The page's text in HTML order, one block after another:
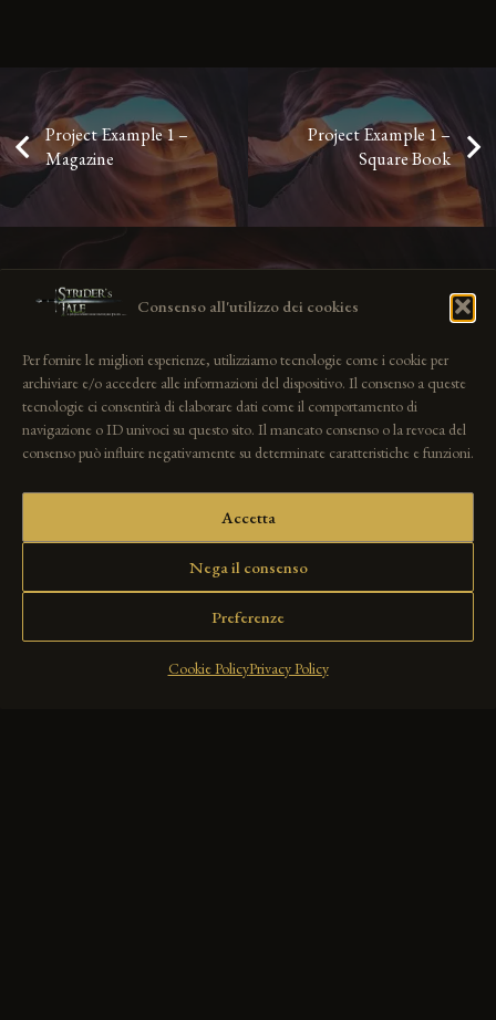
Consenso all'utilizzo dei cookies
Per fornire le migliori esperienze, utilizziamo tecnologie come i cookie per
archiviare e/o accedere alle informazioni del dispositivo. Il consenso a queste
tecnologie ci consentirà di elaborare dati come il comportamento di
navigazione o ID univoci su questo sito. Il mancato consenso o la revoca del
consenso può influire negativamente su determinate caratteristiche e funzioni.
Accetta
Nega il consenso
Preferenze
Cookie PolicyPrivacy Policy
Project Example 1 –
Magazine
Project Example 1 –
Square Book
Project Example 3 – Green
Photography